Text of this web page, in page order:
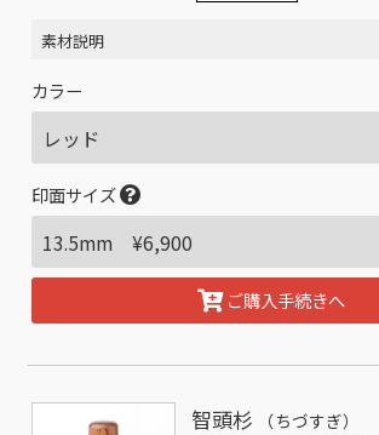
素材説明
カラー
印面サイズ
ご購入手続きへ
智頭杉 （ちづすぎ）